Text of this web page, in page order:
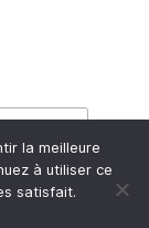
la meilleure
à utiliser ce
satisfait.